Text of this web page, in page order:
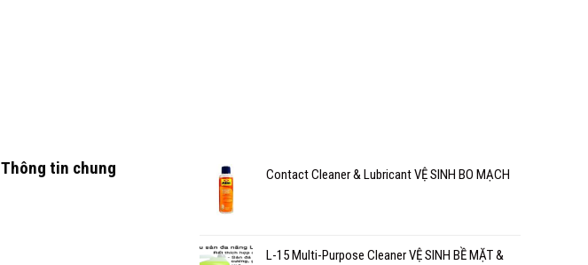
Thông tin chung Contact Cleaner & Lubricant VỆ SINH BO MẠCH
L-15 Multi-Purpose Cleaner VỆ SINH BỀ MẶT &